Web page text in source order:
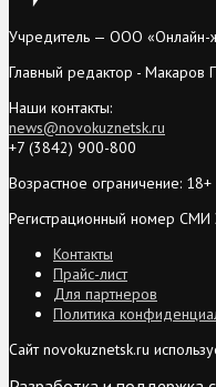
Учредитель — ООО «Онлайн-
Главный редактор - Макаров
Наши контакты:
news@novokuznetsk.ru
+7 (3842) 900-800
Возрастное ограничение: 18+
Регистрационный номер
Контакты
Прайс-лист
Для партнеров
Политика
Сайт novokuznetsk.ru